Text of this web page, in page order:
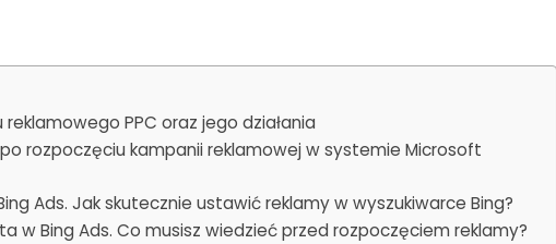
PPC oraz jego działania
po rozpoczęciu kampanii reklamowej w systemie Microsoft
Ads. Jak skutecznie ustawić reklamy w wyszukiwarce Bing?
w Bing Ads. Co musisz wiedzieć przed rozpoczęciem reklamy?